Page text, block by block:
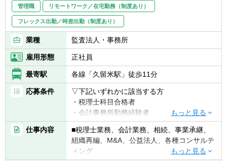
※6ヶ月～1年程度のプロジェクトをチームで
担当。経験豊富な経営陣や専門家と連携し、
若手でも多様な業務に挑戦可能です。
管理職 リモートワーク／在宅勤務（制度あり）
フレックス出勤／時差出勤（制度あり）
業種 監査法人・事務所
雇用形態 正社員
最寄駅 各線「久留米駅」徒歩11分
応募条件
▽下記いずれかに該当する方
・税理士科目合格者
・会計事務所勤務経験者
※応募要件は各支部によって異なります為、
応募要件を満たしていない方でもご相談下さ
い。
仕事内容
■税理士業務、会計業務、相続、事業承継、
組織再編、M&A、公益法人、各種コンサルテ
ィング